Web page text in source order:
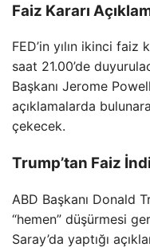
Faiz Kararı
FED’in yılın ikinci faiz
saat 21.00’de
Başkanı Jerome
açıklamalarda
çekecek.
Trump’tan Faiz
ABD Başkanı Donald
“hemen” düşürmesi
Saray’da yaptığı